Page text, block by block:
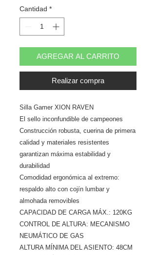
Cantidad *
AGREGAR AL CARRITO
Realizar compra
Silla Gamer XION RAVEN
El sello inconfundible de campeones
Construcción robusta, cuerina de primera
calidad y materiales resistentes
garantizan máxima estabilidad y
durabilidad
Comodidad ergonómica al extremo:
respaldo alto con cojín lumbar y
almohada removibles
CAPACIDAD DE CARGA MÁX.: 120KG
CONTROL DE ALTURA: MECANISMO
NEUMÁTICO DE GAS
ALTURA MÍNIMA DEL ASIENTO: 48CM